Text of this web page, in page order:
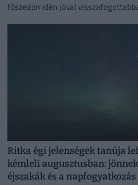
főszezon idén jóval
Ritka égi jelenségek tanúja
kémleli augusztusban:
éjszakák és a napfogyatkozás